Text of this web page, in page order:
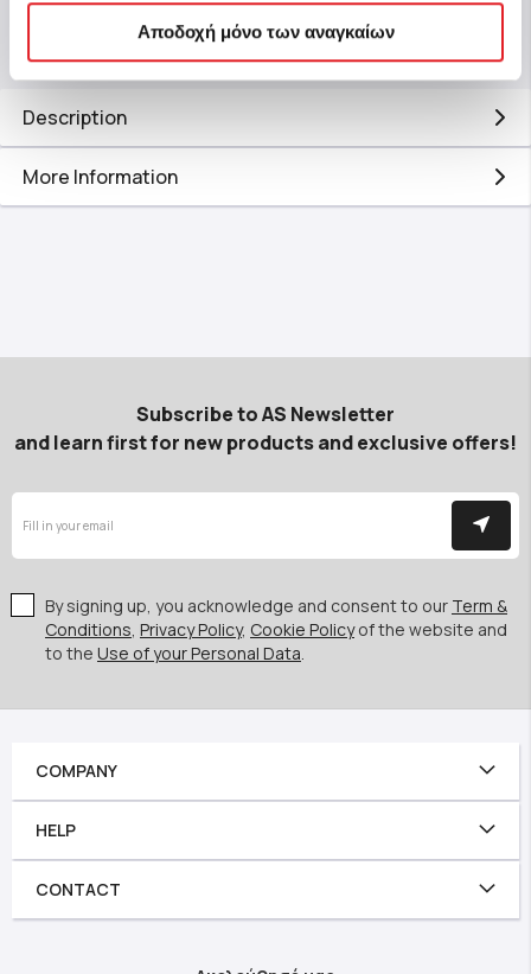
Αποδοχή μόνο των αναγκαίων
Description
More Information
Subscribe to AS Newsletter
and learn first for new products and exclusive offers!
By signing up, you acknowledge and consent to our Term &
Conditions, Privacy Policy, Cookie Policyof the website and
to the Use of your Personal Data.
COMPANY
HELP
CONTACT